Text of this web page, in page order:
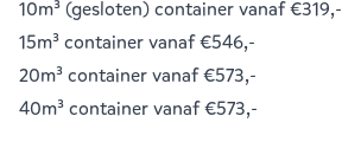
10m³ (gesloten) containervanaf €319,-
15m³ containervanaf €546,-
20m³ containervanaf €573,-
40m³ containervanaf €573,-